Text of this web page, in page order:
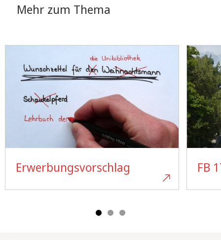
Mehr zum Thema
Erwerbungsvorschlag FB